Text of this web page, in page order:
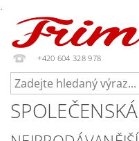
.
+420 604 328 978
SPOLEČENSKÁ